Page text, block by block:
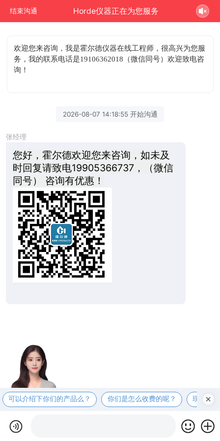
结束沟通 Horde仪器正在为您服务
欢迎您来咨询 ，我是霍尔德仪器在线工程师，很高兴为您服
务，我的联系电话是19106362018（微信同号）欢迎致电咨
询！
2026-08-07 14:18:55 开始沟通
张经理
您好，霍尔德欢迎您来咨询，如未及
时回复请致电19905366737，（微信
同号） 咨询有优惠！
可以介绍下你们的产品么？ 你们是怎么收费的呢？ 现在有